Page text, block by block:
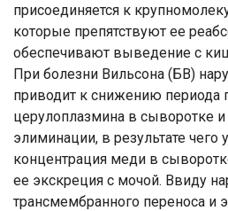
присоединяется к
которые препятствуют ее
обеспечивают выведение с
При болезни Вильсона (БВ)
приводит к снижению периода
церулоплазмина в сыворотке
элиминации, в результате чего
концентрация меди в
ее экскреция с мочой. Ввиду
трансмембранного переноса и